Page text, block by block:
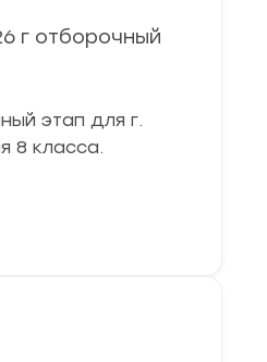
г отборочный
этап для г.
8 класса.